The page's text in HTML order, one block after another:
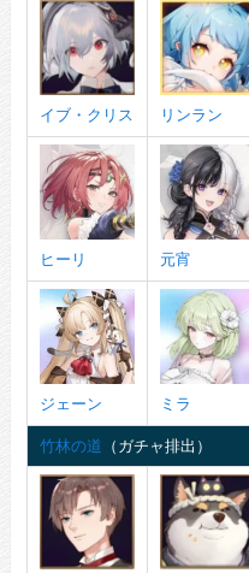
イブ・クリス リンラン
ヒーリ 元宵
ジェーン ミラ
竹林の道 （ガチャ排出）